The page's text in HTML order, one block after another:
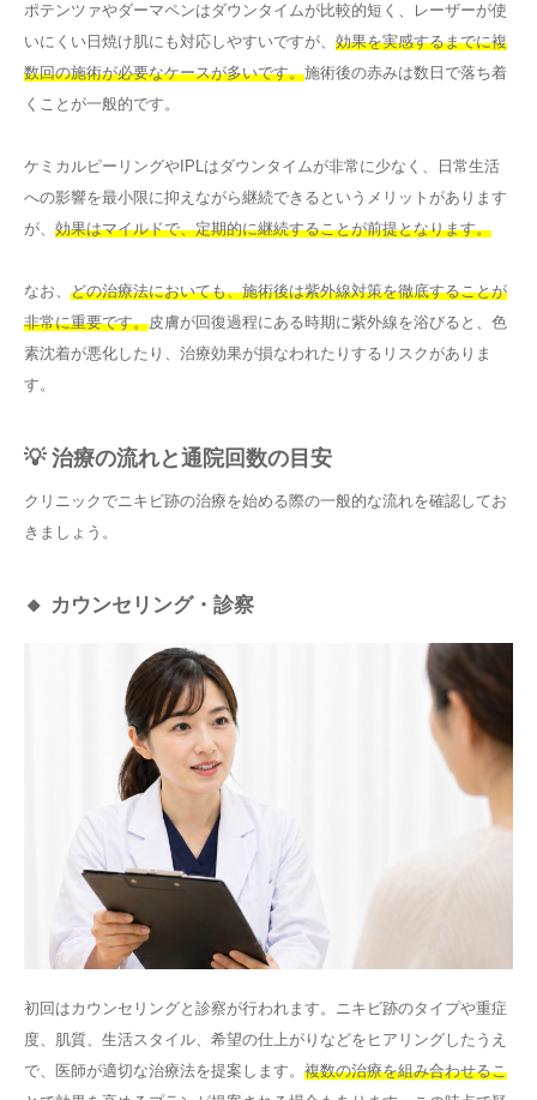
ポテンツァやダーマペンはダウンタイムが比較的短く、レーザーが使
いにくい日焼け肌にも対応しやすいですが、 効果を実感するまでに複
数回の施術が必要なケースが多いです。施術後の赤みは数日で落ち着
くことが一般的です。
ケミカルピーリングやIPLはダウンタイムが非常に少なく、日常生活
への影響を最小限に抑えながら継続できるというメリットがあります
が、 効果はマイルドで、定期的に継続することが前提となります。
なお、 どの治療法においても、施術後は紫外線対策を徹底することが
非常に重要です。皮膚が回復過程にある時期に紫外線を浴びると、色
素沈着が悪化したり、治療効果が損なわれたりするリスクがありま
す。
💡 治療の流れと通院回数の目安
クリニックでニキビ跡の治療を始める際の一般的な流れを確認してお
きましょう。
🔸 カウンセリング・診察
初回はカウンセリングと診察が行われます。ニキビ跡のタイプや重症
度、肌質、生活スタイル、希望の仕上がりなどをヒアリングしたうえ
で、医師が適切な治療法を提案します。 複数の治療を組み合わせるこ